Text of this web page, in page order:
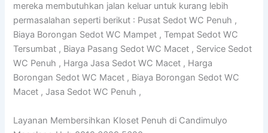
mereka membutuhkan jalan keluar untuk kurang lebih
permasalahan seperti berikut : Pusat Sedot WC Penuh ,
Biaya Borongan Sedot WC Mampet , Tempat Sedot WC
Tersumbat , Biaya Pasang Sedot WC Macet , Service Sedot
WC Penuh , Harga Jasa Sedot WC Macet , Harga
Borongan Sedot WC Macet , Biaya Borongan Sedot WC
Macet , Jasa Sedot WC Penuh ,
Layanan Membersihkan Kloset Penuh di Candimulyo